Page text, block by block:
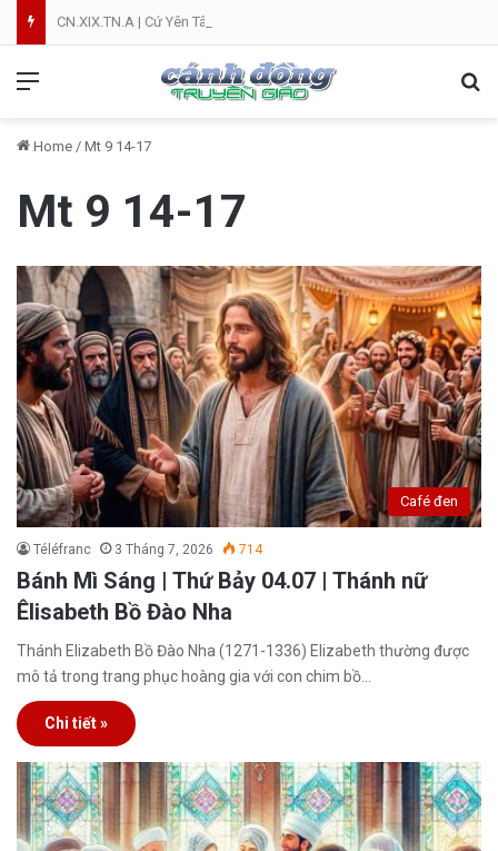
CN.XIX.TN.A | Cứ Yên Tâm | NVT
Home / Mt 9 14-17
Mt 9 14-17
Café đen
Téléfranc 3 Tháng 7, 2026 714
Bánh Mì Sáng | Thứ Bảy 04.07 | Thánh nữ
Êlisabeth Bồ Đào Nha
Thánh Elizabeth Bồ Đào Nha (1271-1336) Elizabeth thường được
mô tả trong trang phục hoàng gia với con chim bồ…
Chi tiết »